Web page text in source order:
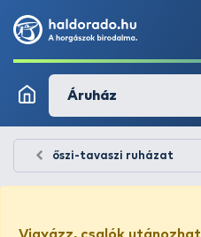
Áruház
őszi-tavaszi ruházat